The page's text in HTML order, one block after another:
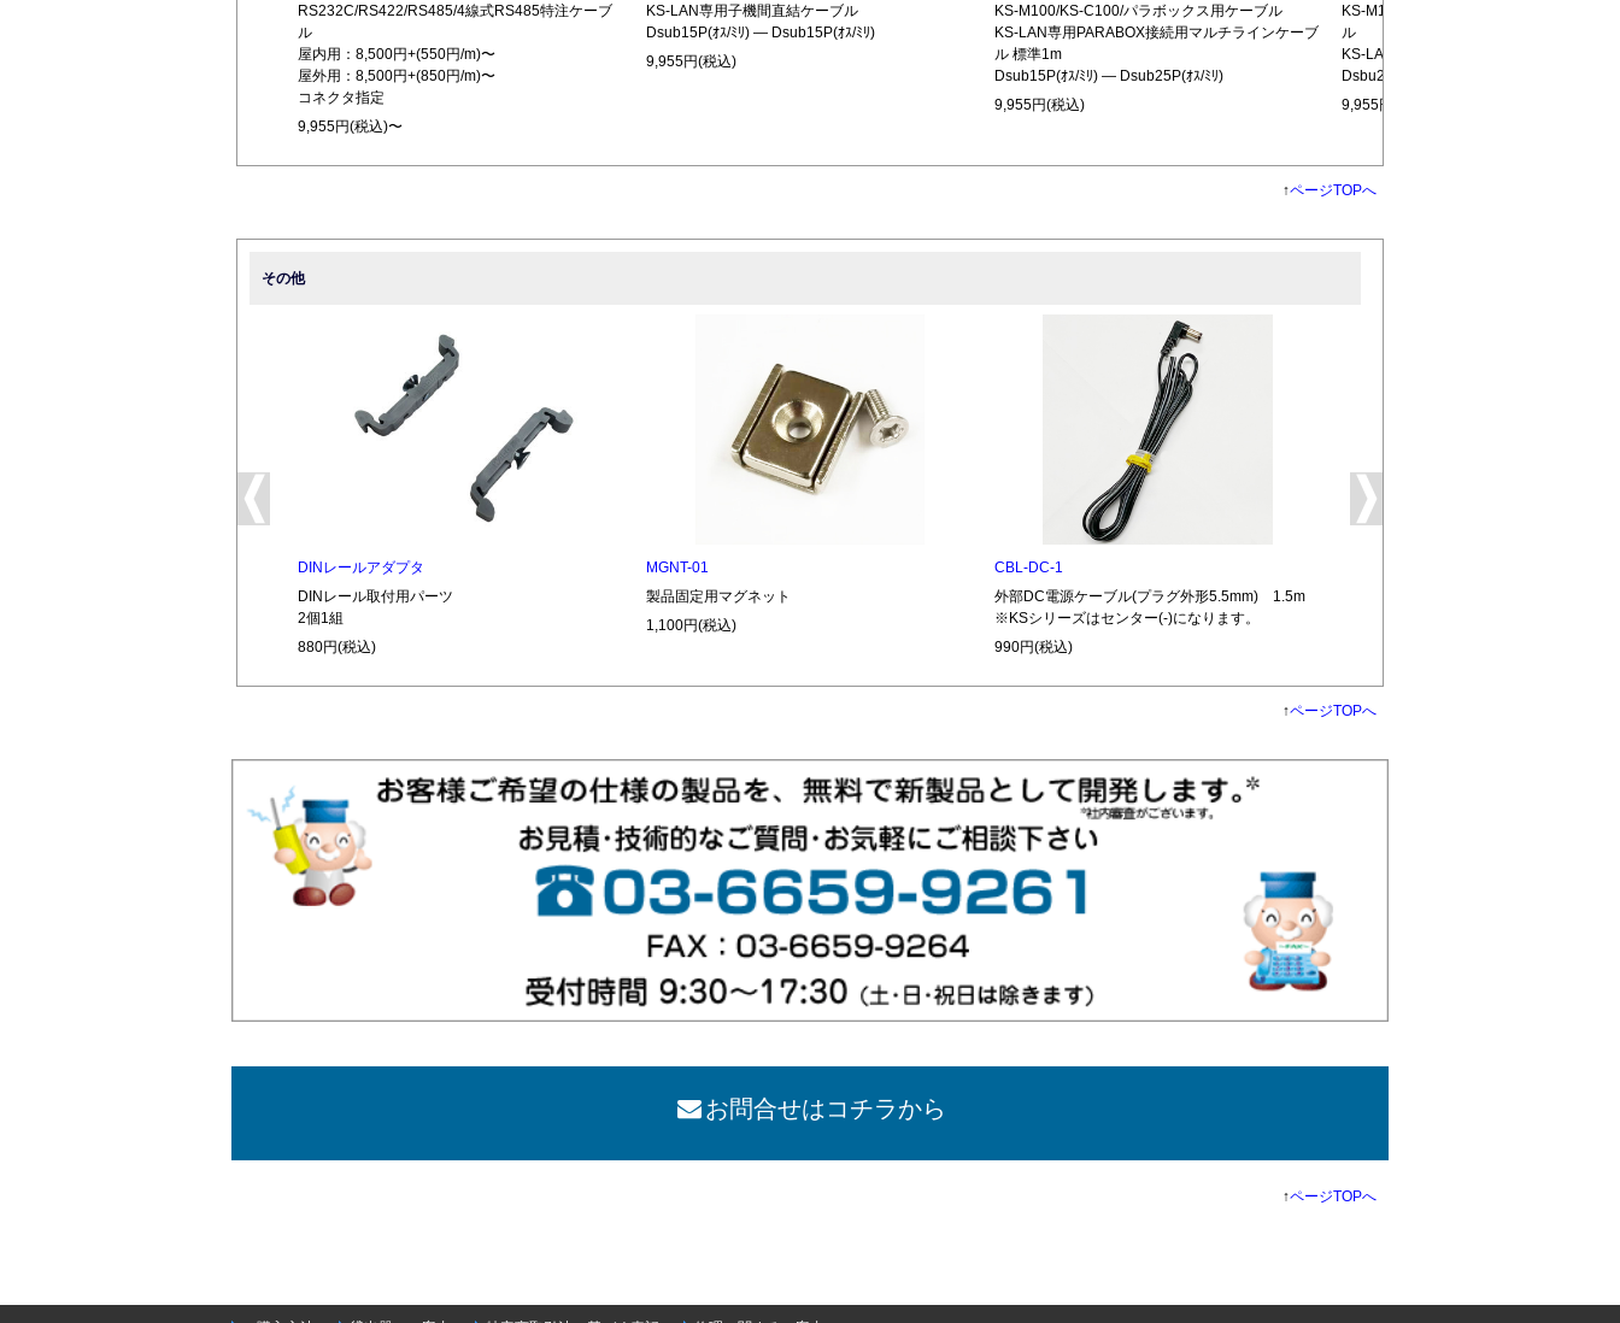
RS232C/RS422/RS485/4線式RS485特注ケーブ
ル
屋内用：8,500円+(550円/m)〜
屋外用：8,500円+(850円/m)〜
コネクタ指定
9,955円(税込)〜
KS-LAN専用子機間直結ケーブル
Dsub15P(ｵｽ/ﾐﾘ) ― Dsub15P(ｵｽ/ﾐﾘ)
9,955円(税込)
KS-M100/KS-C100/パラボックス用ケーブル
KS-LAN専用PARABOX接続用マルチラインケーブ
ル 標準1m
Dsub15P(ｵｽ/ﾐﾘ) ― Dsub25P(ｵｽ/ﾐﾘ)
9,955円(税込)
KS-M100/KS-C100使用時のパラボックス
ル
KS-LAN専用PARABOX間接続用ケーブル
Dsbu25P(ｵｽ/ﾐﾘ) ― Dsub25P(ｵｽ/ﾐﾘ)
9,955円(税込)
↑ページTOPへ
その他
DINレールアダプタ
DINレール取付用パーツ
2個1組
880円(税込)
MGNT-01
製品固定用マグネット
1,100円(税込)
CBL-DC-1
外部DC電源ケーブル(プラグ外形5.5mm) 1.5m
※KSシリーズはセンター(-)になります。
990円(税込)
↑ページTOPへ
お問合せはコチラから
↑ページTOPへ